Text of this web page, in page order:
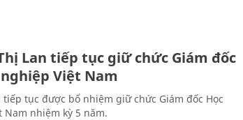
Lan tiếp tục giữ chức Giám đốc
Việt Nam
tiếp tục được bổ nhiệm giữ chức Giám đốc Học
nhiệm kỳ 5 năm.